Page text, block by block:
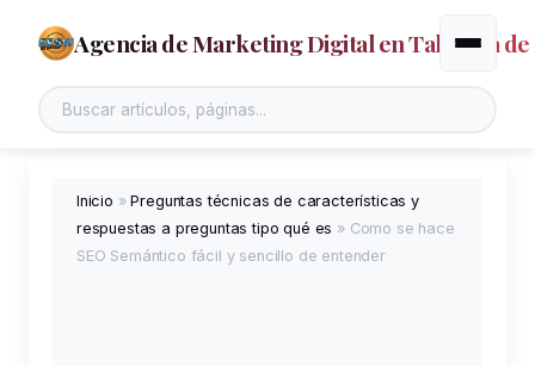
Agencia de Marketing Digital en Talavera de
Alternar
Inicio »Preguntas técnicas de características y
respuestas a preguntas tipo qué es » Como se hace
SEO Semántico fácil y sencillo de entender